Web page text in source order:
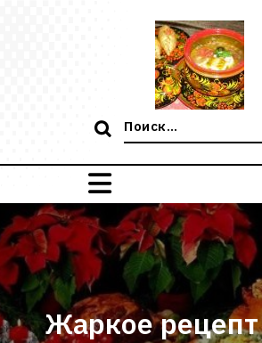
Поиск:
Жаркое